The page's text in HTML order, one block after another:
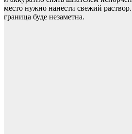
место нужно нанести свежий
граница буде незаметна.